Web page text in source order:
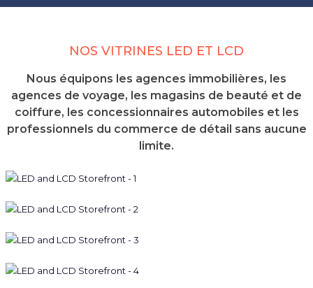
NOS VITRINES LED ET LCD
Nous équipons les agences immobilières, les
agences de voyage, les magasins de beauté et de
coiffure, les concessionnaires automobiles et les
professionnels du commerce de détail sans aucune
limite.